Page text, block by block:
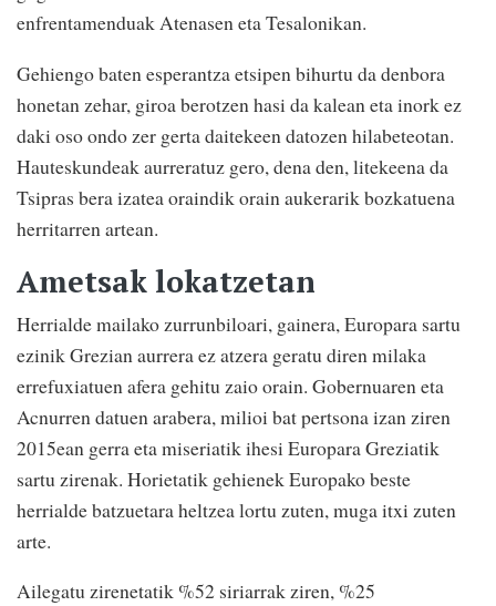
enfrentamenduak Atenasen eta Tesalonikan.
Gehiengo baten esperantza etsipen bihurtu da denbora
honetan zehar, giroa berotzen hasi da kalean eta inork ez
daki oso ondo zer gerta daitekeen datozen hilabeteotan.
Hauteskundeak aurreratuz gero, dena den, litekeena da
Tsipras bera izatea oraindik orain aukerarik bozkatuena
herritarren artean.
Ametsak lokatzetan
Herrialde mailako zurrunbiloari, gainera, Europara sartu
ezinik Grezian aurrera ez atzera geratu diren milaka
errefuxiatuen afera gehitu zaio orain. Gobernuaren eta
Acnurren datuen arabera, milioi bat pertsona izan ziren
2015ean gerra eta miseriatik ihesi Europara Greziatik
sartu zirenak. Horietatik gehienek Europako beste
herrialde batzuetara heltzea lortu zuten, muga itxi zuten
arte.
Ailegatu zirenetatik %52 siriarrak ziren, %25